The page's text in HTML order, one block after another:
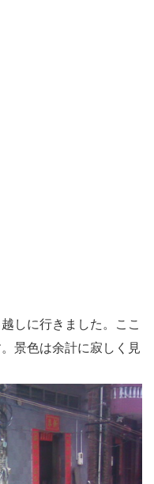
しに行きました。ここ
景色は余計に寂しく見